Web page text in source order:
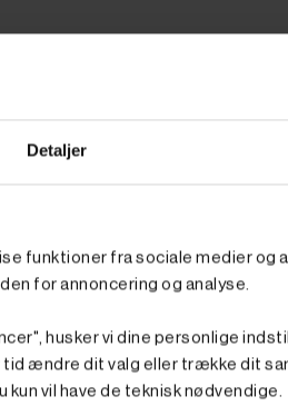
Detaljer
funktioner fra sociale medier og
for annoncering og analyse.
husker vi dine personlige
tid ændre dit valg eller trække dit
vil have de teknisk nødvendige.